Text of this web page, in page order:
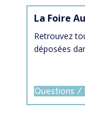
La Foire
Retrouvez
déposées
Questions /